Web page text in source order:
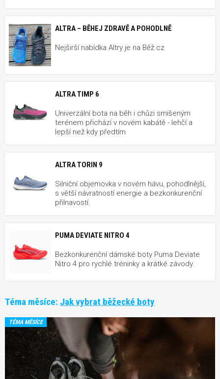
ALTRA – BĚHEJ ZDRAVĚ A POHODLNĚ
Nejširší nabídka Altry je na Běž.cz
ALTRA TIMP 6
Univerzální bota na běh i chůzi smíšeným
terénem přichází v novém kabátě - lehčí a
lepší než kdy předtím
ALTRA TORIN 9
Silniční objemovka v novém hávu, pohodlnější,
s větší návratností energie a bezkonkurenční
přilnavostí.
PUMA DEVIATE NITRO 4
Bezkonkurenční dámské boty Puma Deviate
Nitro 4 pro rychlé tréninky a krátké závody.
Téma měsíce: Jak vybrat běžecké boty
TÉMA MĚSÍCE